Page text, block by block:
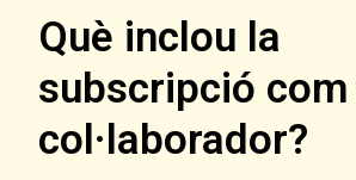
Què inclou la
subscripció com
col·laborador?